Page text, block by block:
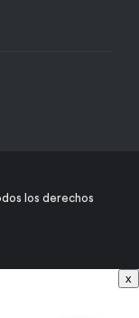
los derechos
x